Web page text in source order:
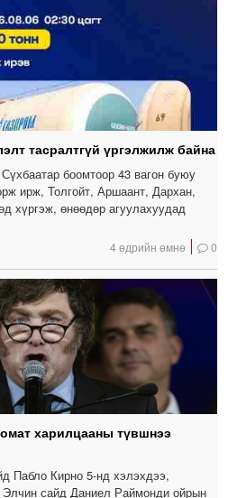
тасралтгүй үргэлжилж байна
боомтоор 43 вагон буюу
ирж, Толгойт, Аршаант, Дархан,
хүргэж, өнөөдөр агуулахуудад
4 өдрийн өмнө 0
харилцааны түвшнээ
Пабло Кирно 5-нд хэлэхдээ,
Элчин сайд Даниел Раймонди ойрын